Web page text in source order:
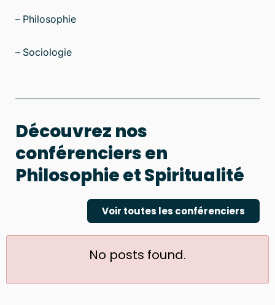
– Philosophie
– Sociologie
Découvrez nos
conférenciers en
Philosophie et Spiritualité
Voir toutes les conférenciers
No posts found.